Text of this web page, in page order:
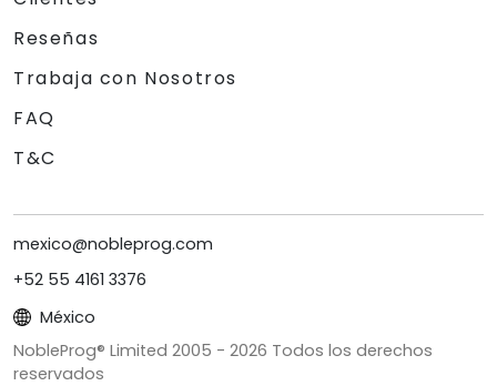
Reseñas
Trabaja con Nosotros
FAQ
T&C
mexico@nobleprog.com
+52 55 4161 3376
México
NobleProg® Limited 2005 - 2026 Todos los derechos
reservados